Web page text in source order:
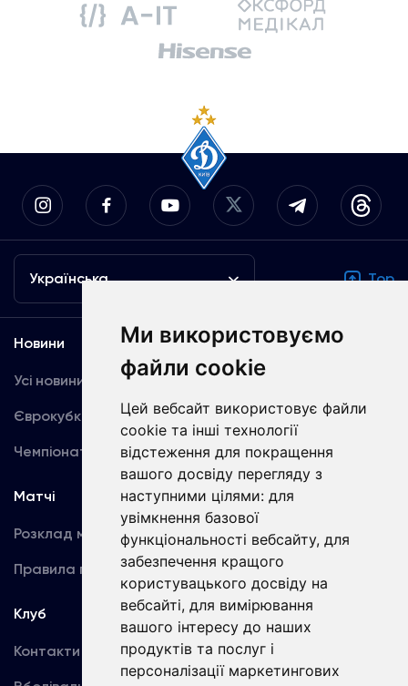
Ми використовуємо
файли cookie
Цей вебсайт використовує файли
cookie та інші технології
відстеження для покращення
вашого досвіду перегляду з
наступними цілями: для
увімкнення базової
функціональності вебсайту, для
забезпечення кращого
користувацького досвіду на
вебсайті, для вимірювання
вашого інтересу до наших
продуктів та послуг і
персоналізації маркетингових
Українська Top
Новини
Усі новини
Єврокубки
Чемпіонат України
Медіа
Динамо TV
Фотогалерея
Акредитація
Матчі
Розклад матчів
Правила поведінки
Команда
Перша команда
U19
Клуб
Контакти